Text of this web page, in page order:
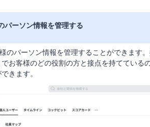
パーソン情報を管理する
のパーソン情報を管理することができます
お客様のどの役割の方と接点を持てている
きます。